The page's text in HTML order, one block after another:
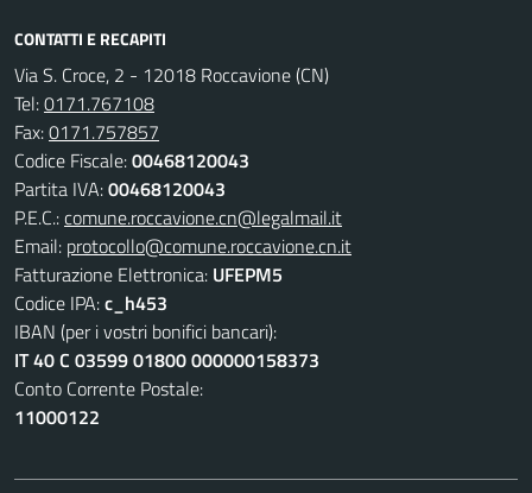
CONTATTI E RECAPITI
Via S. Croce, 2 - 12018 Roccavione (CN)
Tel:0171.767108
Fax:0171.757857
Codice Fiscale:00468120043
Partita IVA:00468120043
P.E.C.:comune.roccavione.cn@legalmail.it
Email: protocollo@comune.roccavione.cn.it
Fatturazione Elettronica: UFEPM5
Codice IPA:c_h453
IBAN (per i vostri bonifici bancari):
IT 40 C 03599 01800 000000158373
Conto Corrente Postale:
11000122